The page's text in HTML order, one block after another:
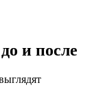
и после